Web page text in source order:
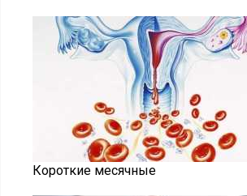
Короткие месячные